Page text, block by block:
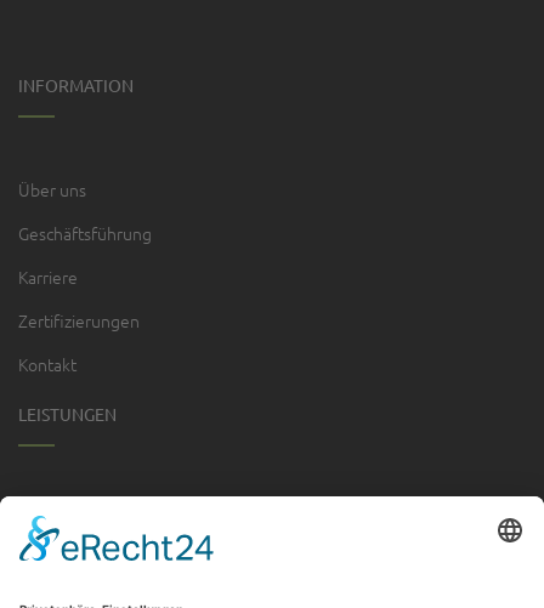
INFORMATION
Über uns
Geschäftsführung
Karriere
Zertifizierungen
Kontakt
LEISTUNGEN
Garten- & Landschaftsbau
Sportplatzbau